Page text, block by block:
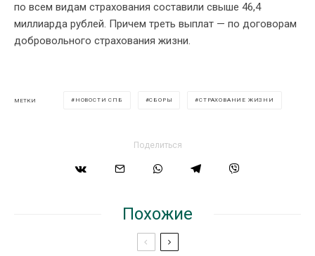
по всем видам страхования составили свыше 46,4
миллиарда рублей. Причем треть выплат — по договорам
добровольного страхования жизни.
МЕТКИ НОВОСТИ СПБ СБОРЫ СТРАХОВАНИЕ ЖИЗНИ
Поделиться
Похожие